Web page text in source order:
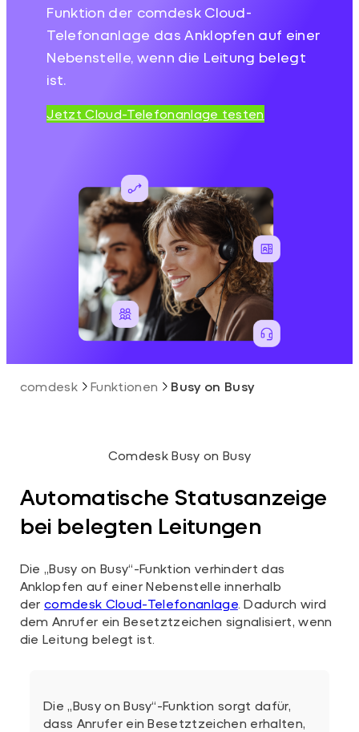
Funktion der comdesk Cloud-
Telefonanlage das Anklopfen auf einer
Nebenstelle, wenn die Leitung belegt
ist.
Jetzt Cloud-Telefonanlage testen
comdesk Funktionen Busy on Busy
Comdesk Busy on Busy
Automatische Statusanzeige
bei belegten Leitungen
Die „Busy on Busy“-Funktion verhindert das
Anklopfen auf einer Nebenstelle innerhalb
dercomdesk Cloud-Telefonanlage. Dadurch wird
dem Anrufer ein Besetztzeichen signalisiert, wenn
die Leitung belegt ist.
Die „Busy on Busy“-Funktion sorgt dafür,
dass Anrufer ein Besetztzeichen erhalten,